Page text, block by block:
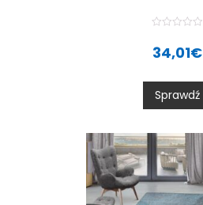
a
t
0
o
u
t
34,01€
Sprawdź